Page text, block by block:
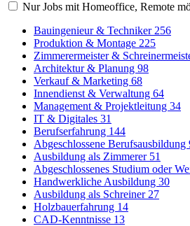
Nur Jobs mit Homeoffice, Remote
Bauingenieur & Techniker 256
Produktion & Montage 225
Zimmerermeister &
Architektur & Planung 98
Verkauf & Marketing 68
Innendienst & Verwaltung 64
Management & Projektleitung 34
IT & Digitales 31
Berufserfahrung 144
Abgeschlossene Berufsausbildung
Ausbildung als Zimmerer 51
Abgeschlossenes Studium oder
Handwerkliche Ausbildung 30
Ausbildung als Schreiner 27
Holzbauerfahrung 14
CAD-Kenntnisse 13